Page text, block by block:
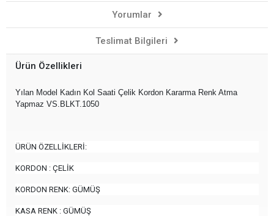
Yorumlar
Teslimat Bilgileri
Ürün Özellikleri
Yılan Model Kadın Kol Saati Çelik Kordon Kararma Renk Atma
Yapmaz VS.BLKT.1050
ÜRÜN ÖZELLİKLERİ:
KORDON : ÇELİK
KORDON RENK: GÜMÜŞ
KASA RENK : GÜMÜŞ